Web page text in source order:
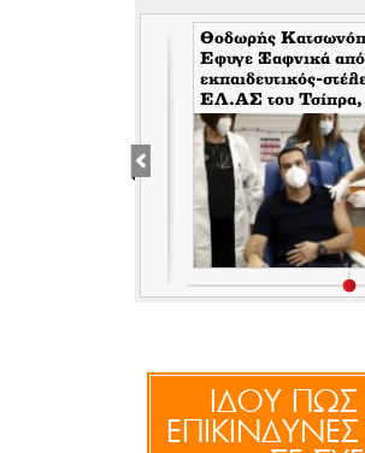
Θοδωρής
Εφυγε Ξαφνικά από
εκπαιδευτικός-
EΛ.ΑΣ του Τσίπρα,
έφυγε ξαφνικά και
Μπρακούλιας, 55
ΙΔΟΥ ΠΩΣ